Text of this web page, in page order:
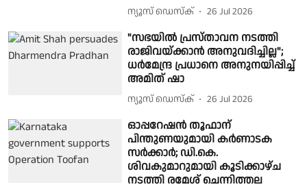
ന്യൂസ് ഡെസ്ക് 26 Jul 2026
"സഭയിൽ പ്രസ്താവന നടത്തി
രാജിവയ്ക്കാൻ അനുവദിച്ചില്ല";
ധർമേന്ദ്ര പ്രധാനെ അനുനയിപ്പിച്ച്
അമിത് ഷാ
ന്യൂസ് ഡെസ്ക് 26 Jul 2026
ഓപ്പറേഷൻ തൂഫാന്
പിന്തുണയുമായി കർണാടക
സർക്കാർ; ഡി.കെ.
ശിവകുമാറുമായി കൂടിക്കാഴ്ച
നടത്തി രമേശ് ചെന്നിത്തല